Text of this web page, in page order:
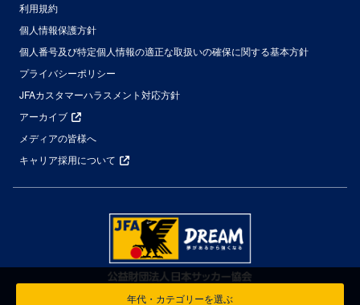
年代・カテゴリーを選ぶ
利用規約
個人情報保護方針
個人番号及び特定個人情報の適正な取扱いの確保に関する基本方針
プライバシーポリシー
JFAカスタマーハラスメント対応方針
アーカイブ
メディアの皆様へ
キャリア採用について
© Japan Football Association All Rights Reserved.